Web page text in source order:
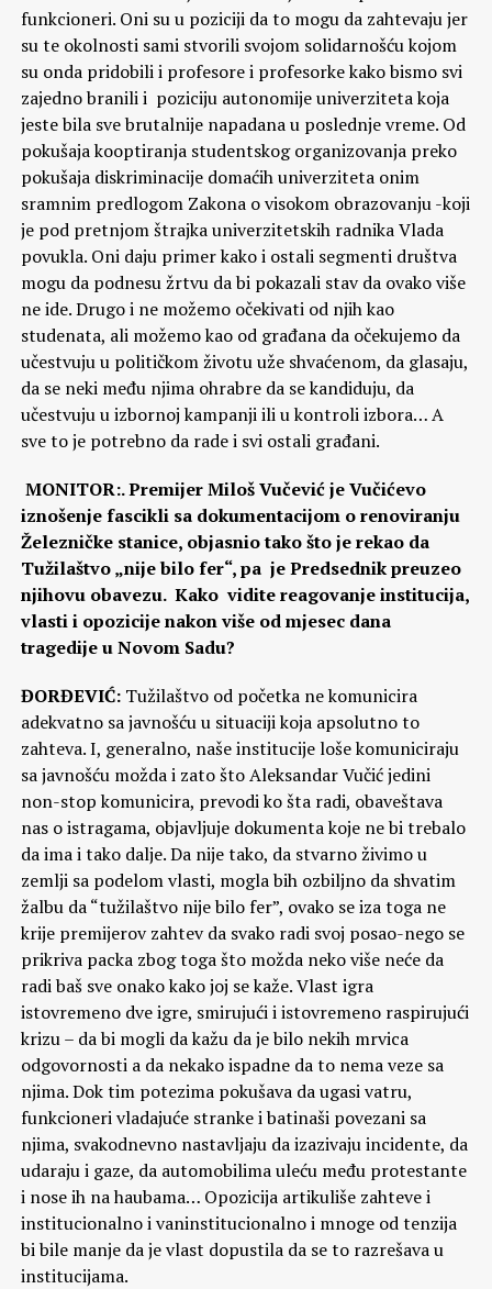
funkcioneri. Oni su u poziciji da to mogu da zahtevaju jer
su te okolnosti sami stvorili svojom solidarnošću kojom
su onda pridobili i profesore i profesorke kako bismo svi
zajedno branili i poziciju autonomije univerziteta koja
jeste bila sve brutalnije napadana u poslednje vreme. Od
pokušaja kooptiranja studentskog organizovanja preko
pokušaja diskriminacije domaćih univerziteta onim
sramnim predlogom Zakona o visokom obrazovanju -koji
je pod pretnjom štrajka univerzitetskih radnika Vlada
povukla. Oni daju primer kako i ostali segmenti društva
mogu da podnesu žrtvu da bi pokazali stav da ovako više
ne ide. Drugo i ne možemo očekivati od njih kao
studenata, ali možemo kao od građana da očekujemo da
učestvuju u političkom životu uže shvaćenom, da glasaju,
da se neki među njima ohrabre da se kandiduju, da
učestvuju u izbornoj kampanji ili u kontroli izbora… A
sve to je potrebno da rade i svi ostali građani.
MONITOR:. Premijer Miloš Vučević je Vučićevo
iznošenje fascikli sa dokumentacijom o renoviranju
Železničke stanice, objasnio tako što je rekao da
Tužilaštvo „nije bilo fer“, pa je Predsednik preuzeo
njihovu obavezu. Kako vidite reagovanje institucija,
vlasti i opozicije nakon više od mjesec dana
tragedije u Novom Sadu?
ĐORĐEVIĆ:Tužilaštvo od početka ne komunicira
adekvatno sa javnošću u situaciji koja apsolutno to
zahteva. I, generalno, naše institucije loše komuniciraju
sa javnošću možda i zato što Aleksandar Vučić jedini
non-stop komunicira, prevodi ko šta radi, obaveštava
nas o istragama, objavljuje dokumenta koje ne bi trebalo
da ima i tako dalje. Da nije tako, da stvarno živimo u
zemlji sa podelom vlasti, mogla bih ozbiljno da shvatim
žalbu da “tužilaštvo nije bilo fer”, ovako se iza toga ne
krije premijerov zahtev da svako radi svoj posao-nego se
prikriva packa zbog toga što možda neko više neće da
radi baš sve onako kako joj se kaže. Vlast igra
istovremeno dve igre, smirujući i istovremeno raspirujući
krizu – da bi mogli da kažu da je bilo nekih mrvica
odgovornosti a da nekako ispadne da to nema veze sa
njima. Dok tim potezima pokušava da ugasi vatru,
funkcioneri vladajuće stranke i batinaši povezani sa
njima, svakodnevno nastavljaju da izazivaju incidente, da
udaraju i gaze, da automobilima uleću među protestante
i nose ih na haubama… Opozicija artikuliše zahteve i
institucionalno i vaninstitucionalno i mnoge od tenzija
bi bile manje da je vlast dopustila da se to razrešava u
institucijama.